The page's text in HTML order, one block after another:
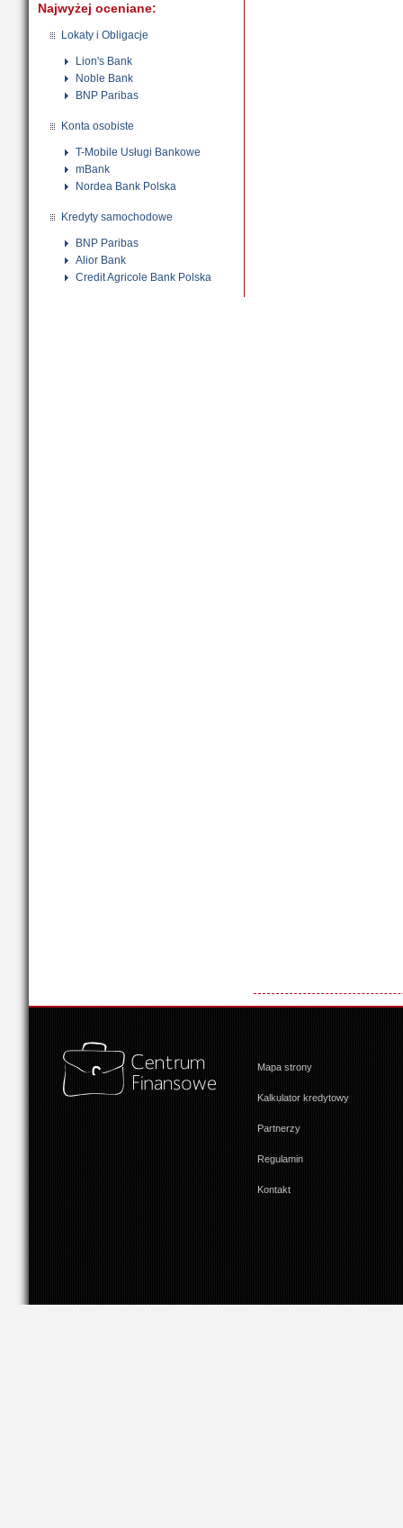
Najwyżej oceniane:
Lokaty i Obligacje
Lion's Bank
Noble Bank
BNP Paribas
Konta osobiste
T-Mobile Usługi Bankowe
mBank
Nordea Bank Polska
Kredyty samochodowe
BNP Paribas
Alior Bank
Credit Agricole Bank Polska
Mapa strony
Kalkulator kredytowy
Partnerzy
Regulamin
Kontakt